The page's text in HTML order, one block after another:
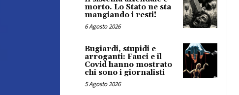
morto. Lo Stato ne sta
mangiando i resti!
6 Agosto 2026
Bugiardi, stupidi e
arroganti: Fauci e il
Covid hanno mostrato
chi sono i giornalisti
5 Agosto 2026